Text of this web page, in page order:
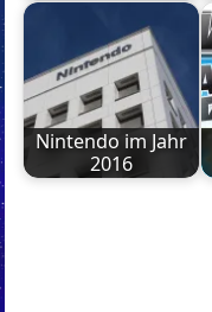
Nintendo im Jahr
2016